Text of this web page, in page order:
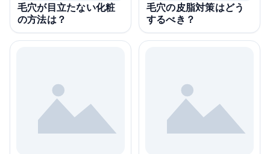
毛穴が目立たない化粧
の方法は？
毛穴の皮脂対策はどう
するべき？